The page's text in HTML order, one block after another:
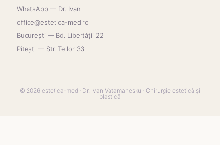
WhatsApp — Dr. Ivan
office@estetica-med.ro
București — Bd. Libertății 22
Pitești — Str. Teilor 33
© 2026 estetica-med · Dr. Ivan Vatamanesku · Chirurgie estetică și
plastică